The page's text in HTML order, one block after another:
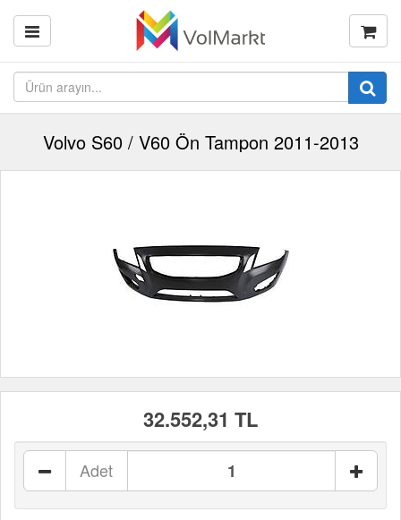
Volvo S60 / V60 Ön Tampon 2011-2013
32.552,31 TL
Adet